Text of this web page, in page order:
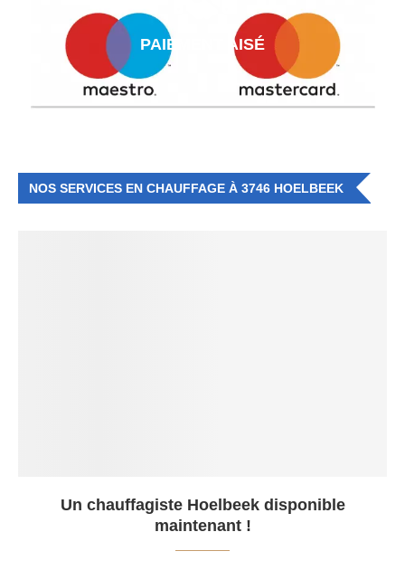
PAIEMENT AISÉ
NOS SERVICES EN CHAUFFAGE À 3746 HOELBEEK
Un chauffagiste Hoelbeek disponible
maintenant !